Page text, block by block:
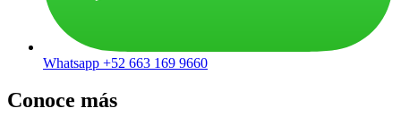
Whatsapp +52 663 169 9660
Conoce más